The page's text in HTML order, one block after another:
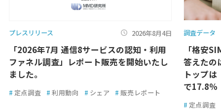
プレスリリース 2026年8月4日
「2026年7月 通信8サービスの認知・利用
ファネル調査」レポート販売を開始いたし
ました。
# 定点調査 # 利用動向 # シェア # 販売レポート
調査データ
「格安
答えたの
トップ
で17.8％
# 定点調査